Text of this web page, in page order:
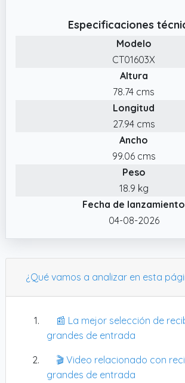
entrada, estante de recibidor o
combina estética y practicidad.
del mueble está hecho de tablero
✔️ Previene caídas: Los bordes
paneles laterales cerrados de la
auxiliar evitan que los objetos se
accidentalmente, brindando
para sus pertenencias
✔️ Amplio espacio de
mesa de control cuenta con dos
superiores para guardar objetos
mientras que los dos estantes
y al alcance de la mano
Especificaciones
Modelo
CT01603X
Altura
78.74 cms
Longitud
27.94 cms
Ancho
99.06 cms
Peso
18.9 kg
Fecha de lanzamiento
04-08-2026
¿Qué vamos a analizar en esta
📰 La mejor selección de
grandes de entrada
🎬 Video relacionado con
grandes de entrada